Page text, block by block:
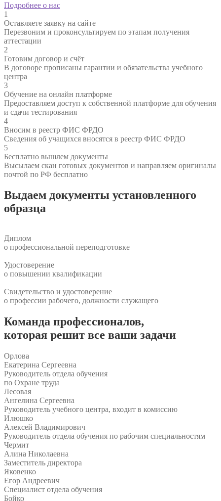
Подробнее о нас
1
Оставляете заявку на сайте
Перезвоним и проконсультируем по этапам получения
аттестации
2
Готовим договор и счёт
В договоре прописаны гарантии и обязательства учебного
центра
3
Обучение на онлайн платформе
Предоставляем доступ к собственной платформе для обучения
и сдачи тестирования
4
Вносим в реестр ФИС ФРДО
Сведения об учащихся вносятся в реестр ФИС ФРДО
5
Бесплатно вышлем документы
Высылаем скан готовых документов и направляем оригиналы
почтой по РФ бесплатно
Выдаем документы установленного
образца
Диплом
о профессиональной переподготовке
Удостоверение
о повышении квалификации
Свидетельство и удостоверение
о профессии рабочего, должности служащего
Команда профессионалов,
которая решит все ваши задачи
Орлова
Екатерина Сергеевна
Руководитель отдела обучения
по Охране труда
Лесовая
Ангелина Сергеевна
Руководитель учебного центра, входит в комиссию
Илюшко
Алексей Владимирович
Руководитель отдела обучения по рабочим специальностям
Чермит
Алина Николаевна
Заместитель директора
Яковенко
Егор Андреевич
Специалист отдела обучения
Бойко